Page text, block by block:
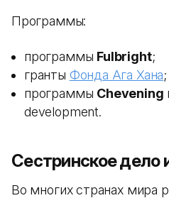
Программы:
программы Fulbright;
гранты Фонда Ага Хана;
программы Chevening
development.
Сестринское дело
Во многих странах мира